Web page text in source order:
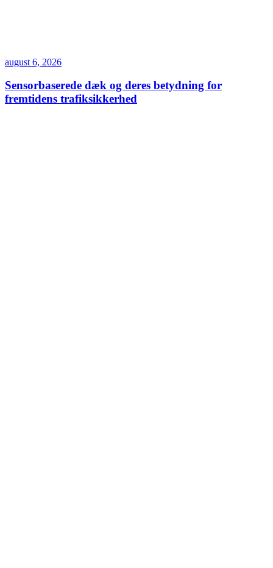
august 6, 2026
Sensorbaserede dæk og deres betydning for
fremtidens trafiksikkerhed